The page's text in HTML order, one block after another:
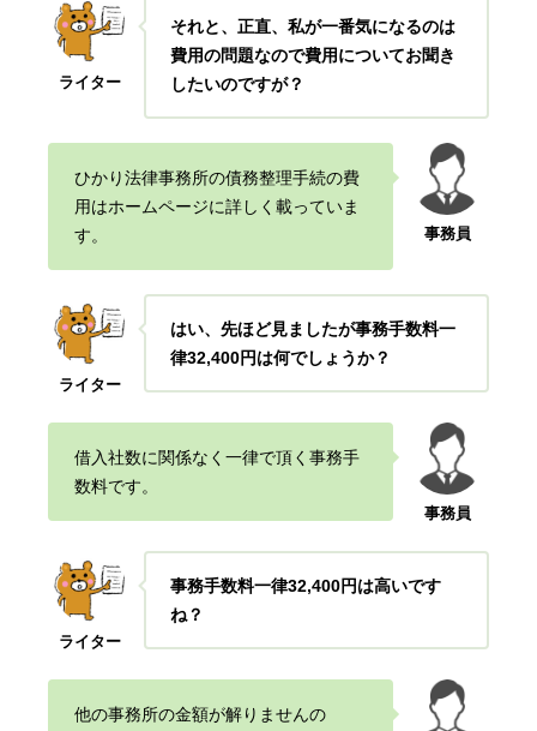
ライター
それと、正直、私が一番気になるのは
費用の問題なので費用についてお聞き
したいのですが？
事務員
ひかり法律事務所の債務整理手続の費
用はホームページに詳しく載っていま
す。
ライター
はい、先ほど見ましたが事務手数料一
律32,400円は何でしょうか？
事務員
借入社数に関係なく一律で頂く事務手
数料です。
ライター
事務手数料一律32,400円は高いです
ね？
他の事務所の金額が解りませんの